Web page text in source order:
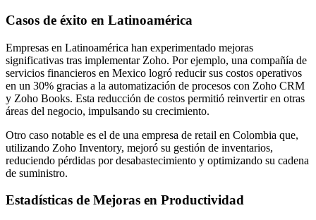
Casos de éxito en Latinoamérica
Empresas en Latinoamérica han experimentado mejoras
significativas tras implementar Zoho. Por ejemplo, una compañía de
servicios financieros en Mexico logró reducir sus costos operativos
en un 30% gracias a la automatización de procesos con Zoho CRM
y Zoho Books. Esta reducción de costos permitió reinvertir en otras
áreas del negocio, impulsando su crecimiento.
Otro caso notable es el de una empresa de retail en Colombia que,
utilizando Zoho Inventory, mejoró su gestión de inventarios,
reduciendo pérdidas por desabastecimiento y optimizando su cadena
de suministro.
Estadísticas de Mejoras en Productividad